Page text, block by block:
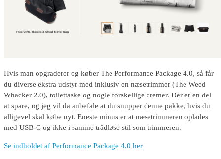
Hvis man opgraderer og køber The Performance Package 4.0, så får
du diverse ekstra udstyr med inklusiv en næsetrimmer (The Weed
Whacker 2.0), toilettaske og nogle forskellige cremer. Der er en del
at spare, og jeg vil da anbefale at du snupper denne pakke, hvis du
alligevel skal købe nyt. Eneste minus er at næsetrimmeren oplades
med USB-C og ikke i samme trådløse stil som trimmeren.
Se indholdet af Performance Package 4.0 her